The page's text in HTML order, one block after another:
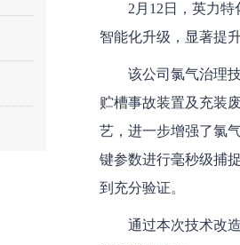
2月12日，英力
智能化升级，显著提
该公司氯气治理
贮槽事故装置及充装
艺，进一步增强了氯
键参数进行毫秒级捕
到充分验证。
通过本次技术改